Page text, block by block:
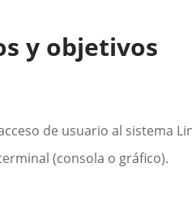
y objetivos
de usuario al sistema
(consola o gráfico).